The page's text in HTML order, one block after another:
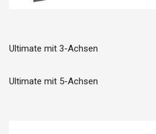
Ultimate mit 3-Achsen
Ultimate mit 5-Achsen